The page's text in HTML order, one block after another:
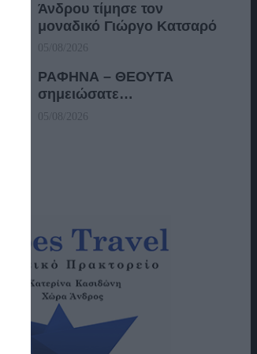
Άνδρου τίμησε τον
μοναδικό Γιώργο Κατσαρό
05/08/2026
ΡΑΦΗΝΑ – ΘΕΟΥΤΑ
σημειώσατε…
05/08/2026